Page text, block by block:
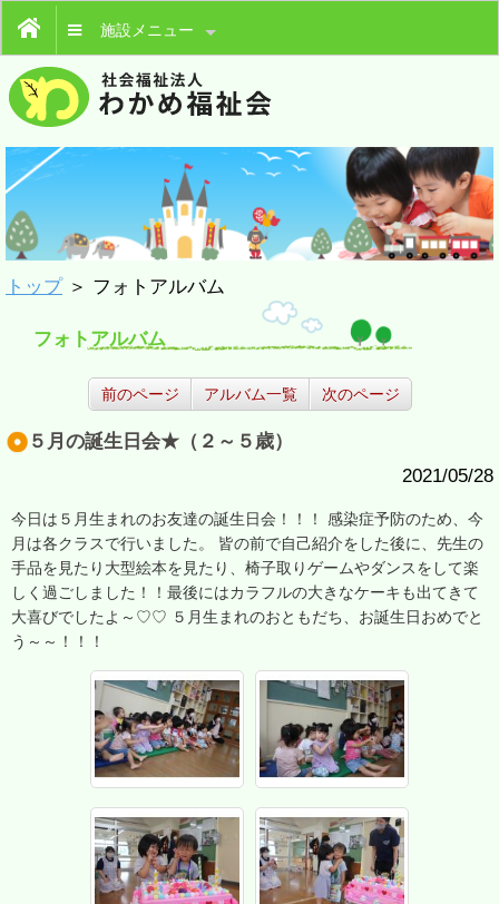
施設メニュー
トップ＞ フォトアルバム
フォトアルバム
前のページ アルバム一覧 次のページ
５月の誕生日会★（２～５歳）
2021/05/28
今日は５月生まれのお友達の誕生日会！！！ 感染症予防のため、今
月は各クラスで行いました。 皆の前で自己紹介をした後に、先生の
手品を見たり大型絵本を見たり、椅子取りゲームやダンスをして楽
しく過ごしました！！最後にはカラフルの大きなケーキも出てきて
大喜びでしたよ～♡♡ ５月生まれのおともだち、お誕生日おめでと
う～～！！！